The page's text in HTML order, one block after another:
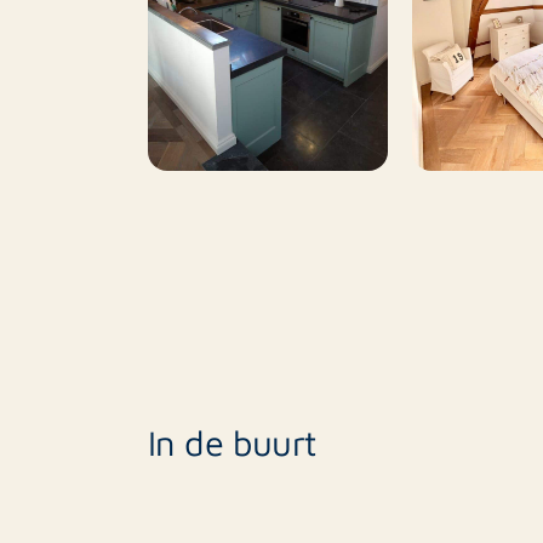
In de buurt